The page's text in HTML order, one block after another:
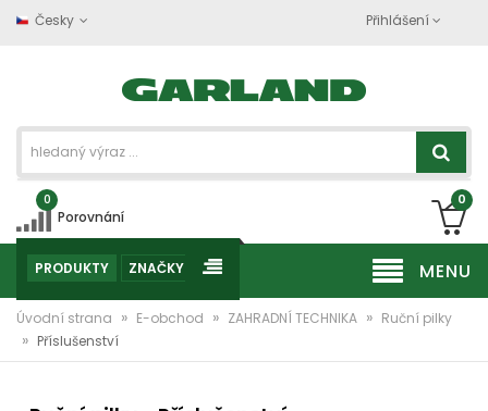
Česky Přihlášení
0
Porovnání
0
MENU
PRODUKTY ZNAČKY
Úvodní strana » E-obchod » ZAHRADNÍ TECHNIKA » Ruční pilky
» Příslušenství